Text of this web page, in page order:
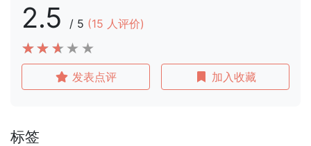
2.5 / 5 (15 人评价)
发表点评 加入收藏
标签